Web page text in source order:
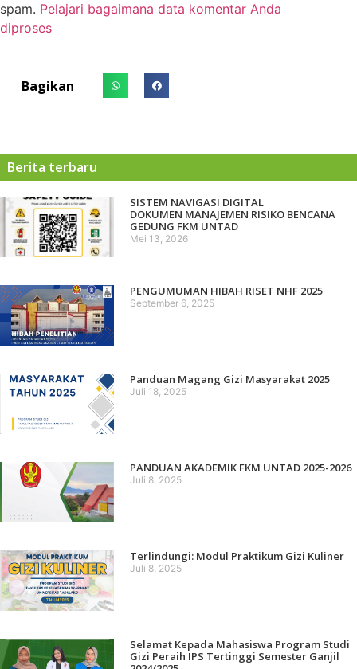
spam. Pelajari bagaimana data komentar Anda
diproses
Bagikan
Berita terbaru
SISTEM NAVIGASI DIGITAL
DOKUMEN MANAJEMEN RISIKO BENCANA
GEDUNG FKM UNTAD
Mei 13, 2026
PENGUMUMAN HIBAH RISET NHF 2025
September 6, 2025
Panduan Magang Gizi Masyarakat 2025
Juli 18, 2025
PANDUAN AKADEMIK FKM UNTAD 2025-2026
Juli 8, 2025
Terlindungi: Modul Praktikum Gizi Kuliner
Juli 8, 2025
Selamat Kepada Mahasiswa Program Studi
Gizi Peraih IPS Tertinggi Semester Ganjil